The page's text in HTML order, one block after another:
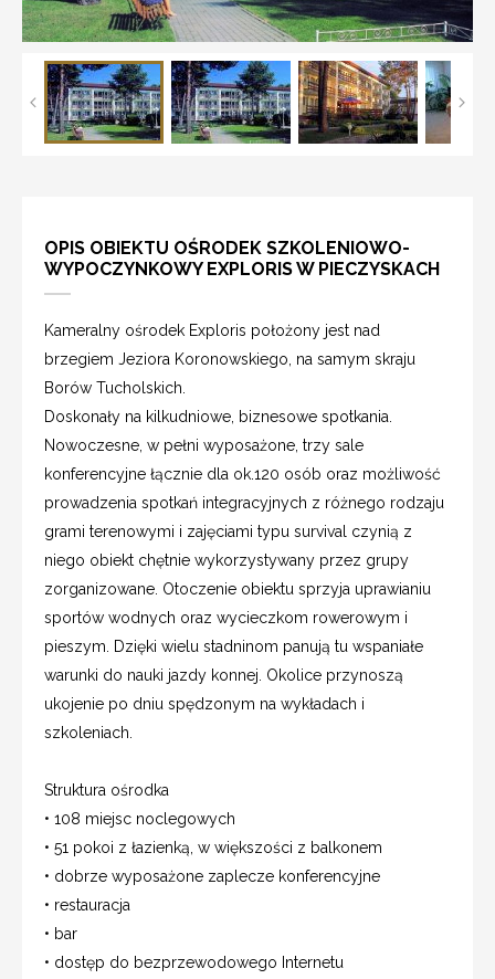
OPIS OBIEKTU OŚRODEK SZKOLENIOWO-
WYPOCZYNKOWY EXPLORIS W PIECZYSKACH
Kameralny ośrodek Exploris położony jest nad
brzegiem Jeziora Koronowskiego, na samym skraju
Borów Tucholskich.
Doskonały na kilkudniowe, biznesowe spotkania.
Nowoczesne, w pełni wyposażone, trzy sale
konferencyjne łącznie dla ok.120 osób oraz możliwość
prowadzenia spotkań integracyjnych z różnego rodzaju
grami terenowymi i zajęciami typu survival czynią z
niego obiekt chętnie wykorzystywany przez grupy
zorganizowane. Otoczenie obiektu sprzyja uprawianiu
sportów wodnych oraz wycieczkom rowerowym i
pieszym. Dzięki wielu stadninom panują tu wspaniałe
warunki do nauki jazdy konnej. Okolice przynoszą
ukojenie po dniu spędzonym na wykładach i
szkoleniach.
Struktura ośrodka
• 108 miejsc noclegowych
• 51 pokoi z łazienką, w większości z balkonem
• dobrze wyposażone zaplecze konferencyjne
• restauracja
• bar
• dostęp do bezprzewodowego Internetu